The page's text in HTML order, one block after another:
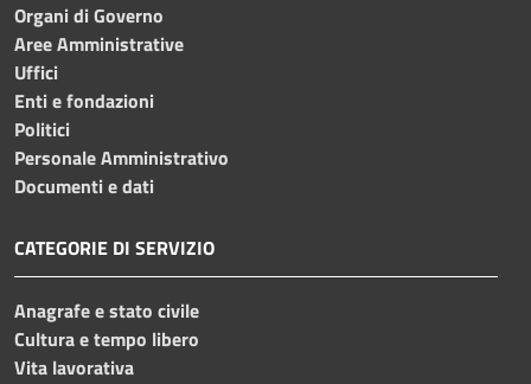
Organi di Governo
Aree Amministrative
Uffici
Enti e fondazioni
Politici
Personale Amministrativo
Documenti e dati
CATEGORIE DI SERVIZIO
Anagrafe e stato civile
Cultura e tempo libero
Vita lavorativa